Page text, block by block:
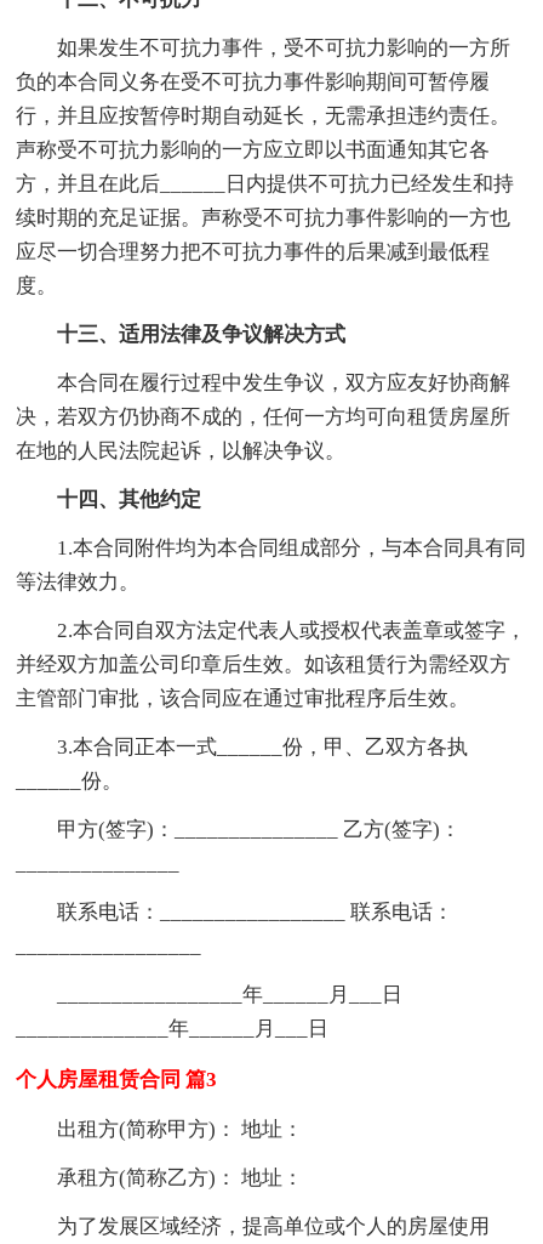
如果发生不可抗力事件，受不可抗力影响的一方所
负的本合同义务在受不可抗力事件影响期间可暂停履
行，并且应按暂停时期自动延长，无需承担违约责任。
声称受不可抗力影响的一方应立即以书面通知其它各
方，并且在此后______日内提供不可抗力已经发生和持
续时期的充足证据。声称受不可抗力事件影响的一方也
应尽一切合理努力把不可抗力事件的后果减到最低程
度。
十三、适用法律及争议解决方式
本合同在履行过程中发生争议，双方应友好协商解
决，若双方仍协商不成的，任何一方均可向租赁房屋所
在地的人民法院起诉，以解决争议。
十四、其他约定
1.本合同附件均为本合同组成部分，与本合同具有同
等法律效力。
2.本合同自双方法定代表人或授权代表盖章或签字，
并经双方加盖公司印章后生效。如该租赁行为需经双方
主管部门审批，该合同应在通过审批程序后生效。
3.本合同正本一式______份，甲、乙双方各执
______份。
甲方(签字)：_______________ 乙方(签字)：
联系电话：_________________ 联系电话：
_________________年______月___日
______________年______月___日
个人房屋租赁合同 篇3
出租方(简称甲方)： 地址：
承租方(简称乙方)： 地址：
为了发展区域经济，提高单位或个人的房屋使用